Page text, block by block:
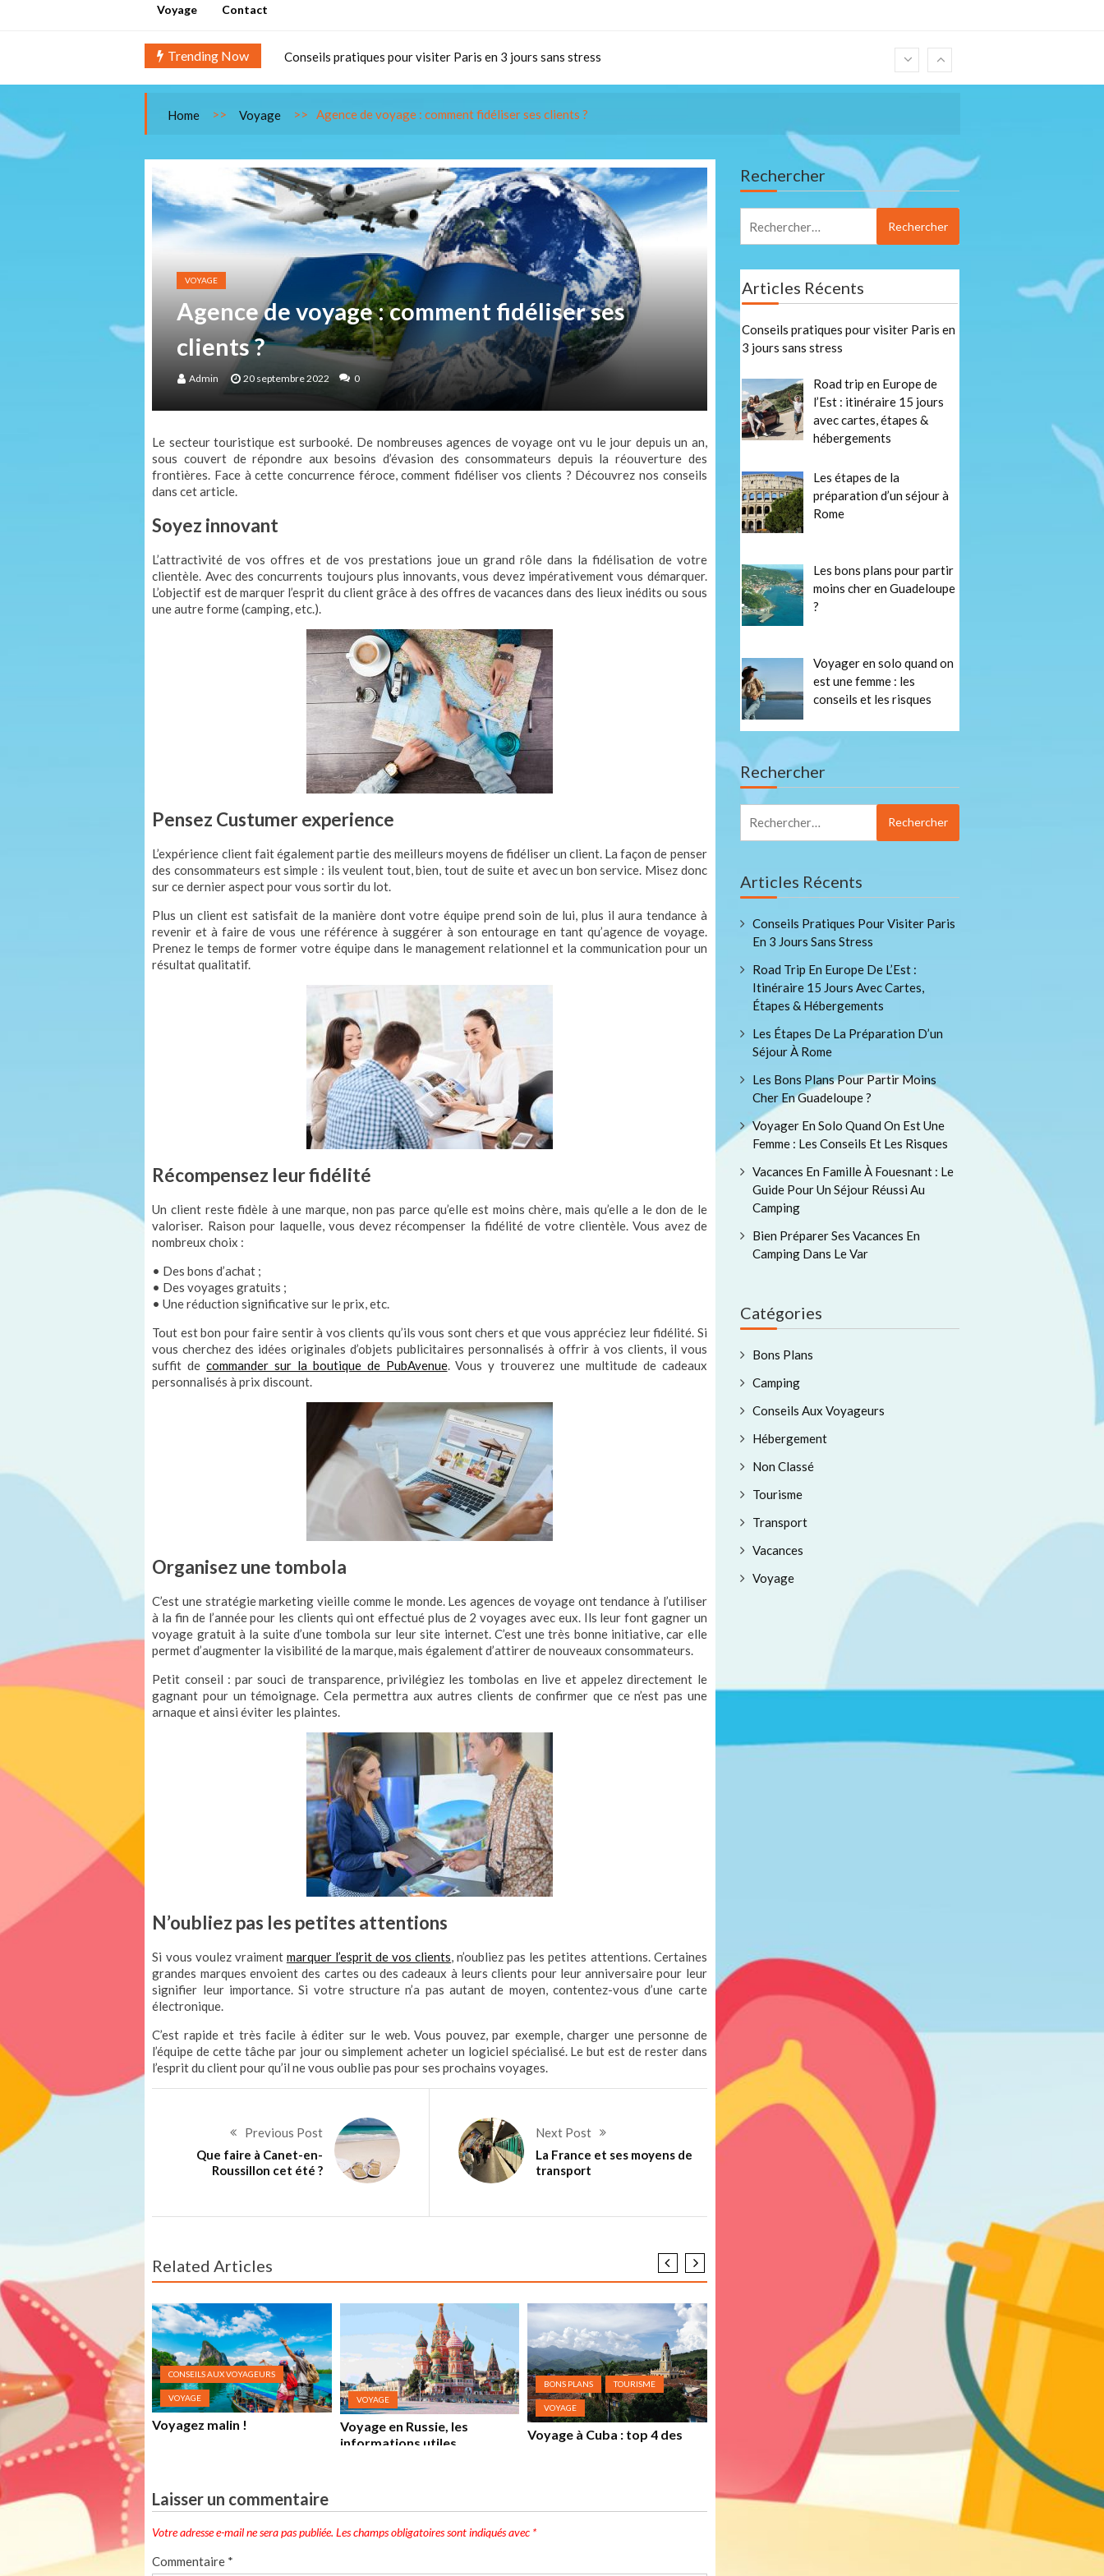
Voyage Contact
Trending Now
Conseils pratiques pour visiter Paris en 3 jours sans stress
Road trip en Europe de l’Est : itinéraire 15 jours avec cartes, étapes & hébergements
Vacances en famille à Fouesnant : le guide pour un séjour réussi au camping
Conseils pratiques pour visiter Paris en 3 jours sans stress
Road trip en Europe de l’Est : itinéraire 15 jours avec cartes, étapes & hébergements
Les étapes de la préparation d’un séjour à Rome
Home >> Voyage >> Agence de voyage : comment fidéliser ses clients ?
VOYAGE
Agence de voyage : comment fidéliser ses
clients ?
Admin 20 septembre 2022 0
Le secteur touristique est surbooké. De nombreuses agences de voyage ont vu le jour depuis un an,
sous couvert de répondre aux besoins d’évasion des consommateurs depuis la réouverture des
frontières. Face à cette concurrence féroce, comment fidéliser vos clients ? Découvrez nos conseils
dans cet article.
Soyez innovant
L’attractivité de vos offres et de vos prestations joue un grand rôle dans la fidélisation de votre
clientèle. Avec des concurrents toujours plus innovants, vous devez impérativement vous démarquer.
L’objectif est de marquer l’esprit du client grâce à des offres de vacances dans des lieux inédits ou sous
une autre forme (camping, etc.).
Pensez Custumer experience
L’expérience client fait également partie des meilleurs moyens de fidéliser un client. La façon de penser
des consommateurs est simple : ils veulent tout, bien, tout de suite et avec un bon service. Misez donc
sur ce dernier aspect pour vous sortir du lot.
Plus un client est satisfait de la manière dont votre équipe prend soin de lui, plus il aura tendance à
revenir et à faire de vous une référence à suggérer à son entourage en tant qu’agence de voyage.
Prenez le temps de former votre équipe dans le management relationnel et la communication pour un
résultat qualitatif.
Récompensez leur fidélité
Un client reste fidèle à une marque, non pas parce qu’elle est moins chère, mais qu’elle a le don de le
valoriser. Raison pour laquelle, vous devez récompenser la fidélité de votre clientèle. Vous avez de
nombreux choix :
• Des bons d’achat ;
• Des voyages gratuits ;
• Une réduction significative sur le prix, etc.
Tout est bon pour faire sentir à vos clients qu’ils vous sont chers et que vous appréciez leur fidélité. Si
vous cherchez des idées originales d’objets publicitaires personnalisés à offrir à vos clients, il vous
suffit decommander sur la boutique de PubAvenue. Vous y trouverez une multitude de cadeaux
personnalisés à prix discount.
Organisez une tombola
C’est une stratégie marketing vieille comme le monde. Les agences de voyage ont tendance à l’utiliser
à la fin de l’année pour les clients qui ont effectué plus de 2 voyages avec eux. Ils leur font gagner un
voyage gratuit à la suite d’une tombola sur leur site internet. C’est une très bonne initiative, car elle
permet d’augmenter la visibilité de la marque, mais également d’attirer de nouveaux consommateurs.
Petit conseil : par souci de transparence, privilégiez les tombolas en live et appelez directement le
gagnant pour un témoignage. Cela permettra aux autres clients de confirmer que ce n’est pas une
arnaque et ainsi éviter les plaintes.
N’oubliez pas les petites attentions
Si vous voulez vraiment marquer l’esprit de vos clients, n’oubliez pas les petites attentions. Certaines
grandes marques envoient des cartes ou des cadeaux à leurs clients pour leur anniversaire pour leur
signifier leur importance. Si votre structure n’a pas autant de moyen, contentez-vous d’une carte
électronique.
C’est rapide et très facile à éditer sur le web. Vous pouvez, par exemple, charger une personne de
l’équipe de cette tâche par jour ou simplement acheter un logiciel spécialisé. Le but est de rester dans
l’esprit du client pour qu’il ne vous oublie pas pour ses prochains voyages.
Previous Post
Que faire à Canet-en-
Roussillon cet été ?
Next Post
La France et ses moyens de
transport
Related Articles
CONSEILS AUX VOYAGEURS
VOYAGE
Voyagez malin !
VOYAGE
Voyage en Russie, les
informations utiles
BONS PLANS TOURISME
VOYAGE
Voyage à Cuba : top 4 des
CONSEILS AUX VOYAGEURS
Choisir sa destination de
voyage de noce
BONS PLANS VOYAGE
Séjour en Gironde : les must
Laisser un commentaire
Votre adresse e-mail ne sera pas publiée. Les champs obligatoires sont indiqués avec *
Commentaire *
Rechercher
Articles Récents
Conseils pratiques pour visiter Paris en
3 jours sans stress
Road trip en Europe de
l’Est : itinéraire 15 jours
avec cartes, étapes &
hébergements
Les étapes de la
préparation d’un séjour à
Rome
Les bons plans pour partir
moins cher en Guadeloupe
?
Voyager en solo quand on
est une femme : les
conseils et les risques
Rechercher
Articles Récents
Conseils Pratiques Pour Visiter Paris
En 3 Jours Sans Stress
Road Trip En Europe De L’Est :
Itinéraire 15 Jours Avec Cartes,
Étapes & Hébergements
Les Étapes De La Préparation D’un
Séjour À Rome
Les Bons Plans Pour Partir Moins
Cher En Guadeloupe ?
Voyager En Solo Quand On Est Une
Femme : Les Conseils Et Les Risques
Vacances En Famille À Fouesnant : Le
Guide Pour Un Séjour Réussi Au
Camping
Bien Préparer Ses Vacances En
Camping Dans Le Var
Catégories
Bons Plans
Camping
Conseils Aux Voyageurs
Hébergement
Non Classé
Tourisme
Transport
Vacances
Voyage